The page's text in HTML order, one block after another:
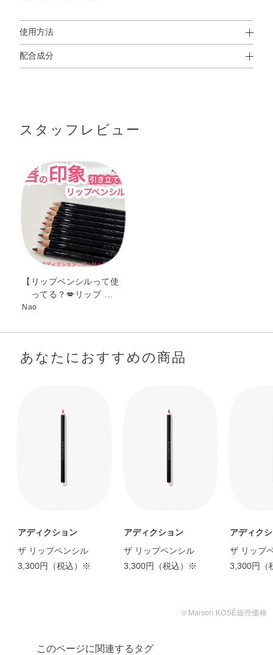
使用方法
使用上の注意
いようご注意ください。
●温度変化の大きい場所に置くと、芯の形状が変化したり、まれに配
使用性に問題はありません。削ってからお使いください。
配合成分
セリル・水添オリーブ油デシルエステルズ・水添綿実油・
イオレット・酸化チタン・酸化鉄・黄5
スタッフレビュー
【リップペンシルって使
ってる？💋リップ …
Nao
あなたにおすすめの商品
アディクション
ザ リップペンシル
3,300円（税込）※
アディクション
ザ リップペンシル
3,300円（税込）※
アディク
ザ リップ
3,300円（
※Maison KOSÉ販売価格
このページに関連するタグ